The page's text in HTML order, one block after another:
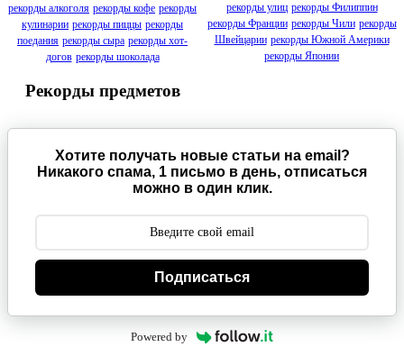
рекорды алкоголя рекорды кофе рекорды
кулинарии рекорды пиццы рекорды
поедания рекорды сыра рекорды хот-
догов рекорды шоколада
Рекорды предметов
рекорды улиц рекорды Филиппин
рекорды Франции рекорды Чили рекорды
Швейцарии рекорды Южной Америки
рекорды Японии
Хотите получать новые статьи на email?
Никакого спама, 1 письмо в день, отписаться
можно в один клик.
Подписаться
Powered by